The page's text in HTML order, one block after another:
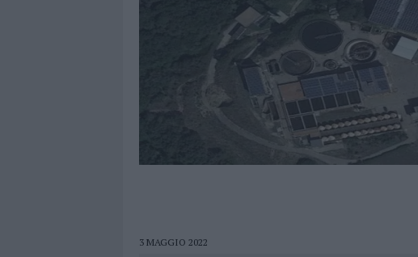
3 MAGGIO 2022